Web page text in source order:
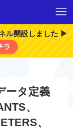
ル開設しました ▶
ラ
ータ定義
、
、